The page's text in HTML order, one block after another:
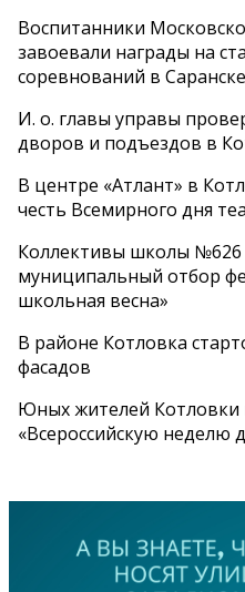
Воспитанники
завоевали награды на
соревнований в Саранске
И. о. главы управы
дворов и подъездов в
В центре «Атлант» в
честь Всемирного дня
Коллективы школы
муниципальный отбор
школьная весна»
В районе Котловка
фасадов
Юных жителей
«Всероссийскую неделю